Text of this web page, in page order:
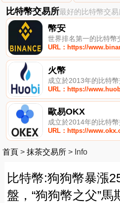
比特幣交易所最好的比特幣交易
幣安
世界排名第一的比特幣
URL：https://
火幣
成立於2013年的比特
URL：https://
歐易OKX
成立於2014年的比特
URL：https://
首頁 > 抹茶交易所 > Info
比特幣:狗狗幣暴漲
盤，“狗狗幣之父”馬